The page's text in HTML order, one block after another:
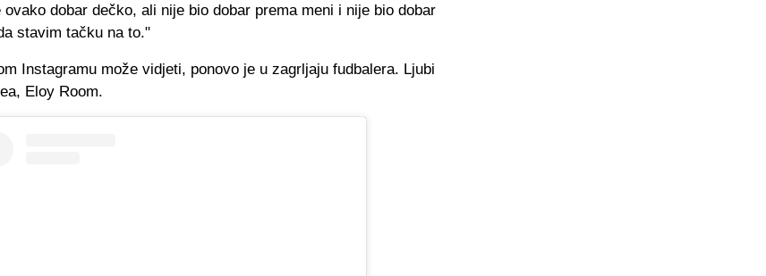
dobar dečko, ali nije bio dobar prema meni i nije bio dobar
stavim tačku na to."
Instagramu može vidjeti, ponovo je u zagrljaju fudbalera. Ljubi
Eloy Room.